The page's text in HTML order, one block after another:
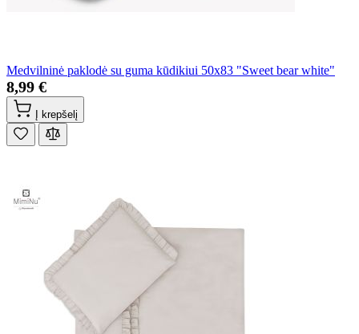
Medvilninė paklodė su guma kūdikiui 50x83 "Sweet bear white"
8,99 €
Į krepšelį